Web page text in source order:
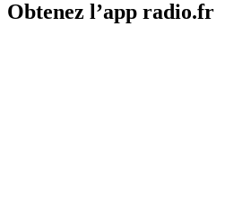
Obtenez l’app